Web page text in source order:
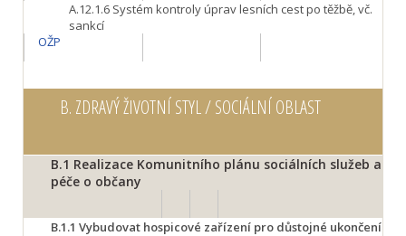
A.12.1.6 Systém kontroly úprav lesních cest po těžbě, vč.
sankcí
OŽP
B. ZDRAVÝ ŽIVOTNÍ STYL / SOCIÁLNÍ OBLAST
B.1 Realizace Komunitního plánu sociálních služeb a
péče o občany
B.1.1 Vybudovat hospicové zařízení pro důstojné ukončení